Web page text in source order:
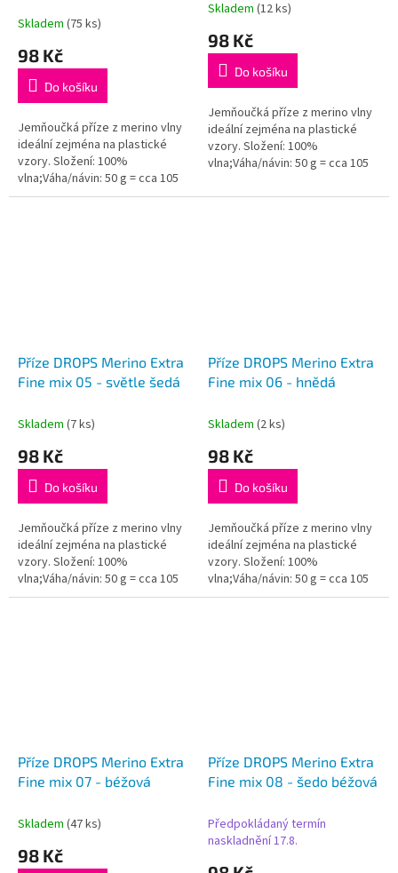
Skladem (75 ks)
98 Kč
Do košíku
Jemňoučká příze z merino vlny
ideální zejména na plastické
vzory. Složení: 100%
vlna;Váha/návin: 50 g = cca 105
metrů;Doporučená síla jehlic: 4
Průměrné
produktu
5,0
5
hvězdiček.
Skladem (12 ks)
98 Kč
Do košíku
Jemňoučká příze z merino vlny
ideální zejména na plastické
vzory. Složení: 100%
vlna;Váha/návin: 50 g = cca 105
mm...
Příze DROPS Merino Extra
Fine mix 05 - světle šedá
Skladem (7 ks)
98 Kč
Do košíku
Jemňoučká příze z merino vlny
ideální zejména na plastické
vzory. Složení: 100%
vlna;Váha/návin: 50 g = cca 105
metrů;Doporučená síla jehlic: 4
Příze DROPS Merino Extra
Fine mix 06 - hnědá
Skladem (2 ks)
98 Kč
Do košíku
Jemňoučká příze z merino vlny
ideální zejména na plastické
vzory. Složení: 100%
vlna;Váha/návin: 50 g = cca 105
metrů;Doporučená síla jehlic: 4
Příze DROPS Merino Extra
Fine mix 07 - béžová
Skladem (47 ks)
98 Kč
Příze DROPS Merino Extra
Fine mix 08 - šedo béžová
Předpokládaný termín
naskladnění 17.8.